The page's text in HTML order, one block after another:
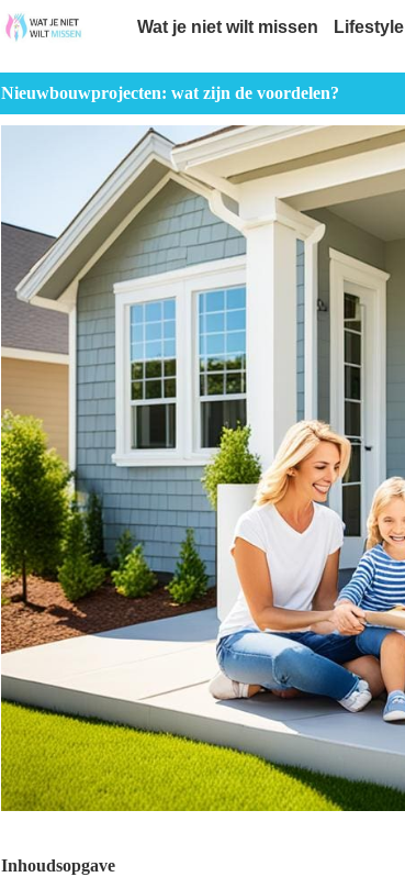
Wat je niet wilt missen Lifestyle
Nieuwbouwprojecten: wat zijn de voordelen?
Inhoudsopgave